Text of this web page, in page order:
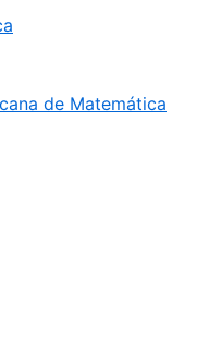
de Matemática